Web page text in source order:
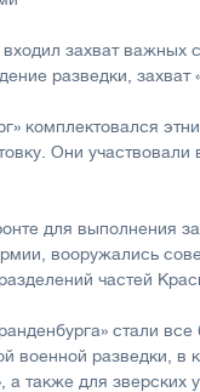
захват важных
разведки, захват
комплектовался
Они
для выполнения
вооружались
частей
стали
военной разведки, в
также для зверских